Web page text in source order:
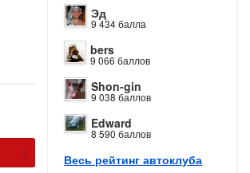
Эд
9 434 балла
bers
9 066 баллов
Shon-gin
9 038 баллов
Edward
8 590 баллов
Весь рейтинг автоклуба
х